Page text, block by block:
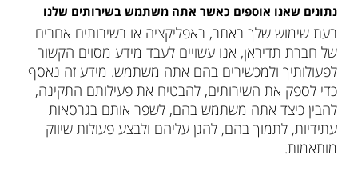
נתונים שאנו אוספים כאשר אתה משתמש בשירותים שלנו
בעת שימוש שלך באתר, באפליקציה או בשירותים אחרים
של חברת תדיראן, אנו עשויים לעבד מידע מסוים הקשור
לפעולותיך ולמכשירים בהם אתה משתמש. מידע זה נאסף
כדי לספק את השירותים, להבטיח את פעילותם התקינה,
להבין כיצד אתה משתמש בהם, לשפר אותם בגרסאות
עתידיות, לתמוך בהם, להגן עליהם ולבצע פעולות שיווק
מותאמות.